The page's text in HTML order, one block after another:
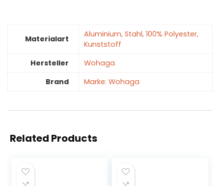
Materialart
‎Aluminium, Stahl, 100% Polyester,
Kunststoff
Hersteller
‎Wohaga
Brand
Marke: Wohaga
Related Products